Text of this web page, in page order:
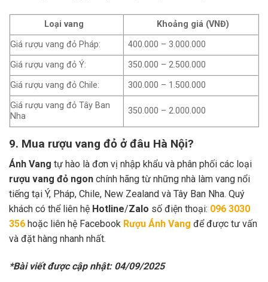
Loại vang
Khoảng giá (VNĐ)
Giá rượu vang đỏ Pháp:
400.000 – 3.000.000
Giá rượu vang đỏ Ý:
350.000 – 2.500.000
Giá rượu vang đỏ Chile:
300.000 – 1.500.000
Giá rượu vang đỏ Tây Ban
Nha
350.000 – 2.000.000
9. Mua rượu vang đỏ ở đâu Hà Nội?
Ánh Vang tự hào là đơn vị nhập khẩu và phân phối các loại
rượu vang đỏ ngon chính hãng từ những nhà làm vang nổi
tiếng tại Ý, Pháp, Chile, New Zealand và Tây Ban Nha. Quý
khách có thể liên hệ Hotline/Zalo số điện thoại: 096 3030
356 hoặc liên hệ Facebook Rượu Ánh Vang để được tư vấn
và đặt hàng nhanh nhất.
*Bài viết được cập nhật: 04/09/2025